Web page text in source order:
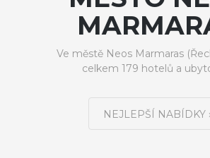
Ve městě Neos Marmaras
celkem 179 hotelů a
NEJLEPŠÍ NABÍDKY